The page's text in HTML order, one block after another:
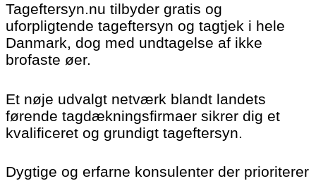
Tageftersyn.nu tilbyder gratis og
uforpligtende tageftersyn og tagtjek i hele
Danmark, dog med undtagelse af ikke
brofaste øer.
Et nøje udvalgt netværk blandt landets
førende tagdækningsfirmaer sikrer dig et
kvalificeret og grundigt tageftersyn.
Dygtige og erfarne konsulenter der prioriterer